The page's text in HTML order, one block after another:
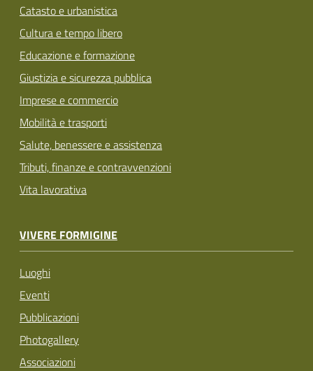
Catasto e urbanistica
Cultura e tempo libero
Educazione e formazione
Giustizia e sicurezza pubblica
Imprese e commercio
Mobilità e trasporti
Salute, benessere e assistenza
Tributi, finanze e contravvenzioni
Vita lavorativa
VIVERE FORMIGINE
Luoghi
Eventi
Pubblicazioni
Photogallery
Associazioni